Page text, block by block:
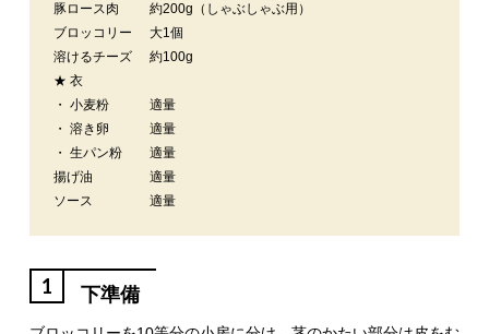
豚ロース肉
約200g（しゃぶしゃぶ用）
ブロッコリー
大1個
溶けるチーズ
約100g
★ 衣
・ 小麦粉
適量
・ 溶き卵
適量
・ 生パン粉
適量
揚げ油
適量
ソース
適量
1 下準備